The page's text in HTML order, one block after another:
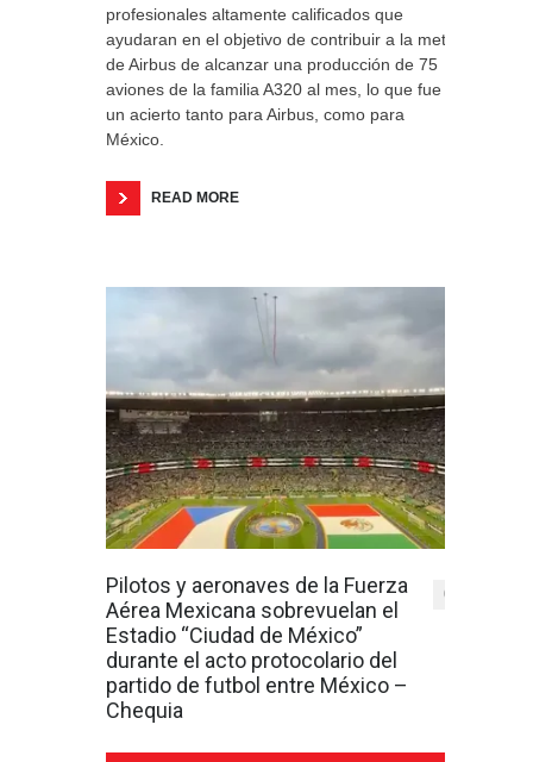
profesionales altamente calificados que
ayudaran en el objetivo de contribuir a la meta
de Airbus de alcanzar una producción de 75
aviones de la familia A320 al mes, lo que fue
un acierto tanto para Airbus, como para
México.
READ MORE
Pilotos y aeronaves de la Fuerza
Aérea Mexicana sobrevuelan el
Estadio “Ciudad de México”
durante el acto protocolario del
partido de futbol entre México –
Chequia
0